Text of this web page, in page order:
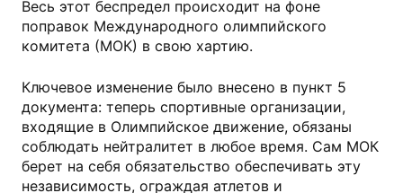
Весь этот беспредел происходит на фоне
поправок Международного олимпийского
комитета (МОК) в свою хартию.
Ключевое изменение было внесено в пункт 5
документа: теперь спортивные организации,
входящие в Олимпийское движение, обязаны
соблюдать нейтралитет в любое время. Сам МОК
берет на себя обязательство обеспечивать эту
независимость, ограждая атлетов и